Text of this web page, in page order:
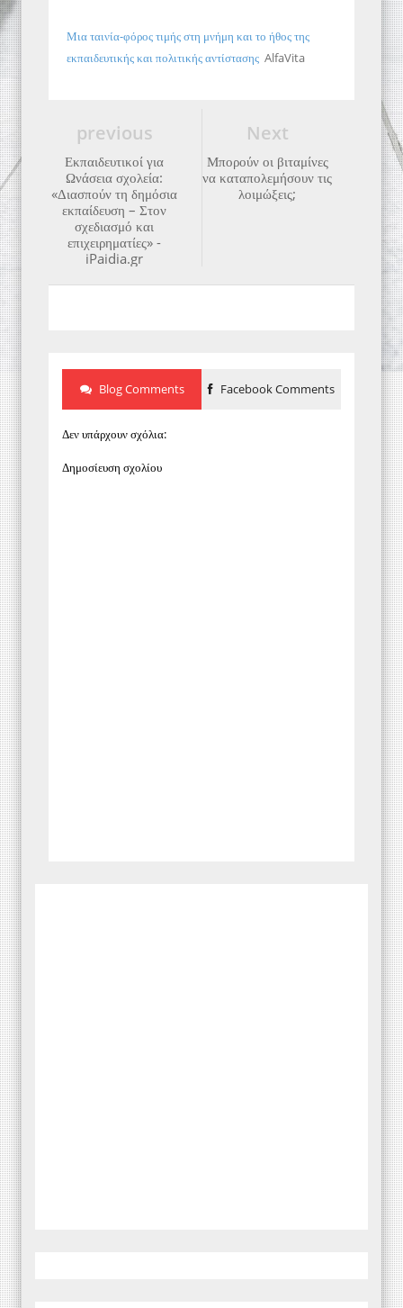
Μια ταινία-φόρος τιμής στη μνήμη και το ήθος της
εκπαιδευτικής και πολιτικής αντίστασης AlfaVita
Next
Μπορούν οι βιταμίνες
να καταπολεμήσουν τις
λοιμώξεις;
previous
Εκπαιδευτικοί για
Ωνάσεια σχολεία:
«Διασπούν τη δημόσια
εκπαίδευση – Στον
σχεδιασμό και
επιχειρηματίες» -
iPaidia.gr
Blog Comments Facebook Comments
Δεν υπάρχουν σχόλια:
Δημοσίευση σχολίου